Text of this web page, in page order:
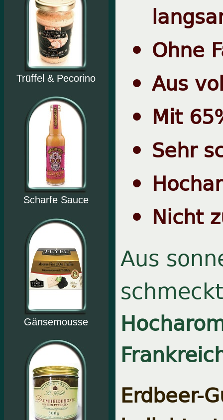
Trüffel & Pecorino
Scharfe Sauce
Gänsemousse
Ohne
Aus
Mit
Sehr
Nicht
Aus